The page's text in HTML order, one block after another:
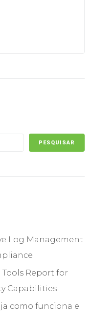
PESQUISAR
Log Management
Tools Report for
Capabilities
como funciona e